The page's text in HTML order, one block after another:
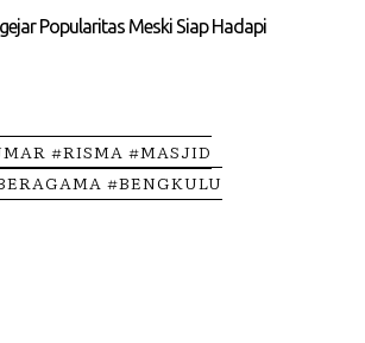
Popularitas Meski Siap Hadapi
#RISMA #MASJID
#BENGKULU